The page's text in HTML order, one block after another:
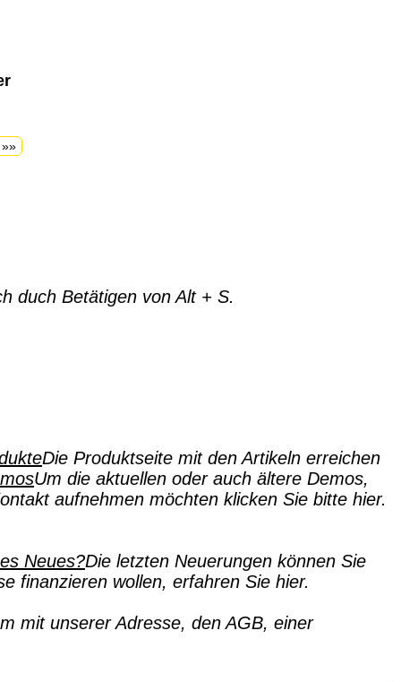
duch Betätigen von Alt + S.
Die Produktseite mit den Artikeln erreichen
Um die aktuellen oder auch ältere Demos,
aufnehmen möchten klicken Sie bitte hier.
Neues?Die letzten Neuerungen können Sie
finanzieren wollen, erfahren Sie hier.
mit unserer Adresse, den AGB, einer